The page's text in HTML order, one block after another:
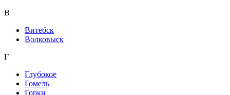
В
Витебск
Волковыск
Г
Глубокое
Гомель
Горки